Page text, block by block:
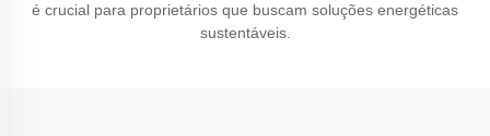
é crucial para proprietários que buscam soluções energéticas
sustentáveis.